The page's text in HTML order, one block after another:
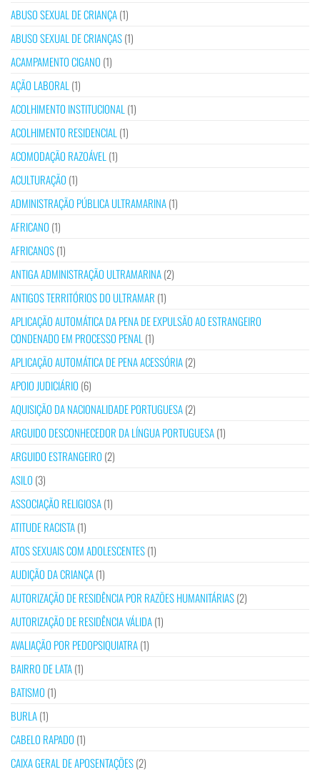
ABUSO SEXUAL DE CRIANÇA(1)
ABUSO SEXUAL DE CRIANÇAS(1)
ACAMPAMENTO CIGANO (1)
AÇÃO LABORAL (1)
ACOLHIMENTO INSTITUCIONAL (1)
ACOLHIMENTO RESIDENCIAL (1)
ACOMODAÇÃO RAZOÁVEL (1)
ACULTURAÇÃO (1)
ADMINISTRAÇÃO PÚBLICA ULTRAMARINA(1)
AFRICANO (1)
AFRICANOS(1)
ANTIGA ADMINISTRAÇÃO ULTRAMARINA(2)
ANTIGOS TERRITÓRIOS DO ULTRAMAR (1)
APLICAÇÃO AUTOMÁTICA DA PENA DE EXPULSÃO AO ESTRANGEIRO
CONDENADO EM PROCESSO PENAL (1)
APLICAÇÃO AUTOMÁTICA DE PENA ACESSÓRIA(2)
APOIO JUDICIÁRIO (6)
AQUISIÇÃO DA NACIONALIDADE PORTUGUESA(2)
ARGUIDO DESCONHECEDOR DA LÍNGUA PORTUGUESA(1)
ARGUIDO ESTRANGEIRO (2)
ASILO (3)
ASSOCIAÇÃO RELIGIOSA(1)
ATITUDE RACISTA(1)
ATOS SEXUAIS COM ADOLESCENTES(1)
AUDIÇÃO DA CRIANÇA(1)
AUTORIZAÇÃO DE RESIDÊNCIA POR RAZÕES HUMANITÁRIAS(2)
AUTORIZAÇÃO DE RESIDÊNCIA VÁLIDA(1)
AVALIAÇÃO POR PEDOPSIQUIATRA(1)
BAIRRO DE LATA(1)
BATISMO (1)
BURLA(1)
CABELO RAPADO (1)
CAIXA GERAL DE APOSENTAÇÕES(2)